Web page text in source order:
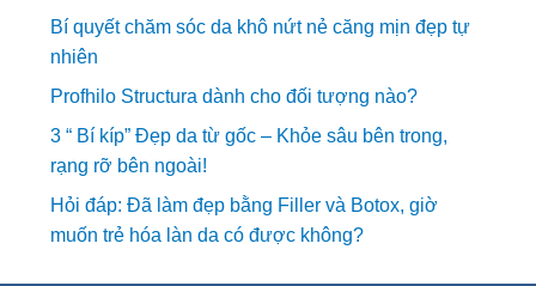
Bí quyết chăm sóc da khô nứt nẻ căng mịn đẹp tự
nhiên
Profhilo Structura dành cho đối tượng nào?
3 “ Bí kíp” Đẹp da từ gốc – Khỏe sâu bên trong,
rạng rỡ bên ngoài!
Hỏi đáp: Đã làm đẹp bằng Filler và Botox, giờ
muốn trẻ hóa làn da có được không?